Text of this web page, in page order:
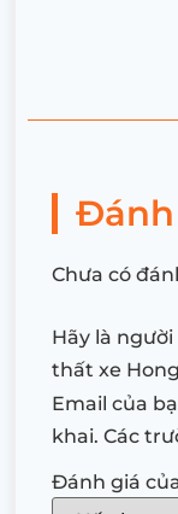
Chưa có
Hãy là
thất xe
Email của
khai. Các
Đánh giá